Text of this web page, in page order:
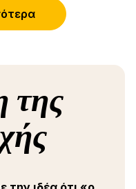
e, acima de
clientes.
para buffets e/ou a
80 cozinheiros;
de vários buffets
της